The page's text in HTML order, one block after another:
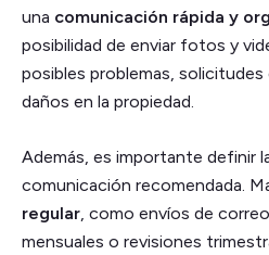
una comunicación rápida y
posibilidad de enviar fotos y
posibles problemas,
daños en la propiedad.
Además, es importante definir
comunicación recomendada.
regular , como envíos de
mensuales o revisiones